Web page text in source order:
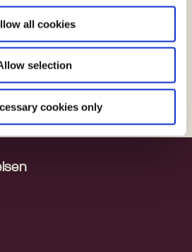
all cookies
selection
cookies only
forordning om et indre
tjenester